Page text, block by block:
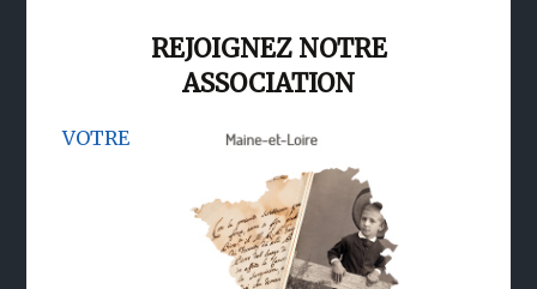
REJOIGNEZ NOTRE
ASSOCIATION
VOTRE